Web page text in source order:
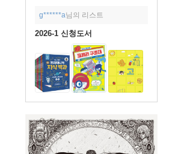
g******a님의 리스트
2026-1 신청도서